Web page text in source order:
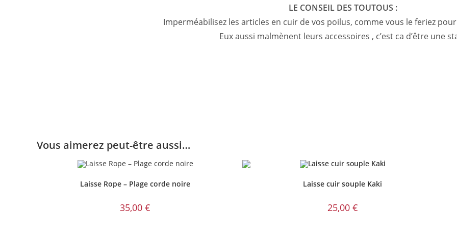
LE CONSEIL DES TOUTOUS :
Imperméabilisez les articles en cuir de vos poilus, comme vous le feriez
Eux aussi malmènent leurs accessoires , c’est ca d’être une
Vous aimerez peut-être aussi…
Laisse Rope – Plage corde noire
35,00€
Laisse cuir souple Kaki
25,00 €